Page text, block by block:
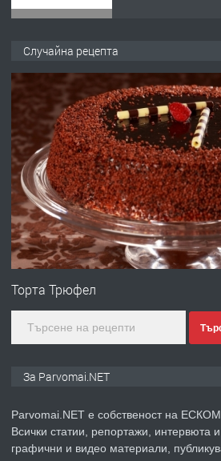
ПРЕДЛАГА Работа за
ПРЕДЛАГА
Първи поход
Случайна рецепта
Торта Трюфел
За Parvomai.NET
Parvomai.NET е собственост на
Всички статии, репортажи, интервюта и
графични и видео материали,